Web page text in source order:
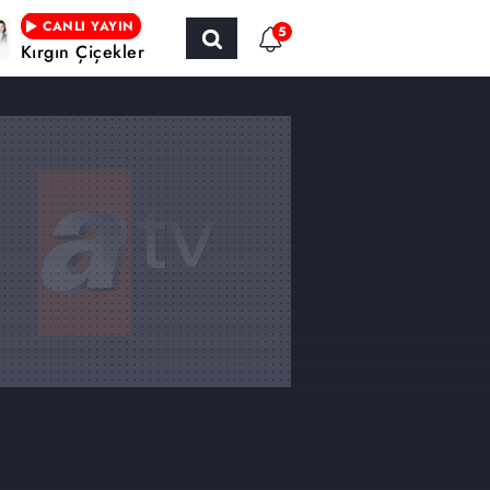
CANLI YAYIN
Kırgın Çiçekler
5